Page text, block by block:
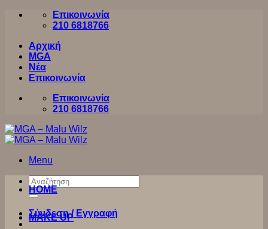
Μετάβαση
Επικοινωνία
210 6818766
Αρχική
MGA
Νέα
Επικοινωνία
Επικοινωνία
210 6818766
Menu
Αναζήτηση
για:
Σύνδεση / Εγγραφή
HOME
MAKE UP